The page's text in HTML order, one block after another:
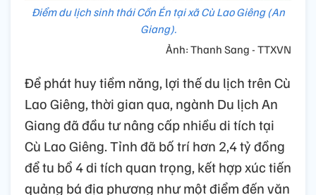
Điểm du lịch sinh thái Cồn Én tại xã Cù Lao Giêng (An
Giang).
Ảnh: Thanh Sang - TTXVN
Để phát huy tiềm năng, lợi thế du lịch trên Cù
Lao Giêng, thời gian qua, ngành Du lịch An
Giang đã đầu tư nâng cấp nhiều di tích tại
Cù Lao Giêng. Tỉnh đã bố trí hơn 2,4 tỷ đồng
để tu bổ 4 di tích quan trọng, kết hợp xúc tiến
quảng bá địa phương như một điểm đến văn